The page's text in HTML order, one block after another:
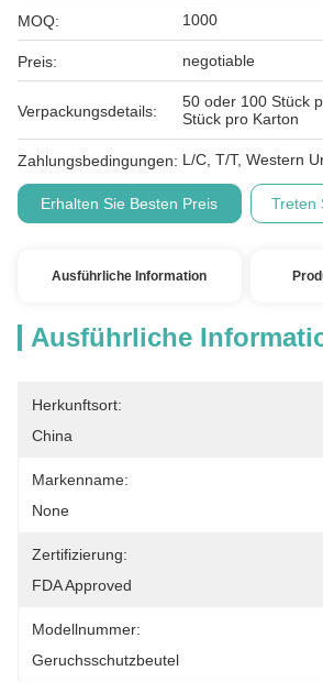
MOQ: 1000
Preis: negotiable
Verpackungsdetails:
50 oder 100 Stück
Stück pro Karton
Zahlungsbedingungen: L/C, T/T, Western
Erhalten Sie Besten Preis Treten
Ausführliche Information
Ausführliche
Herkunftsort:
China
Markenname:
None
Zertifizierung:
FDA Approved
Modellnummer:
Geruchsschutzbeutel